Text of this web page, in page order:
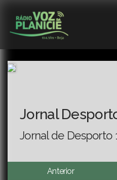
Jornal
Jornal de Desporto
Anterior